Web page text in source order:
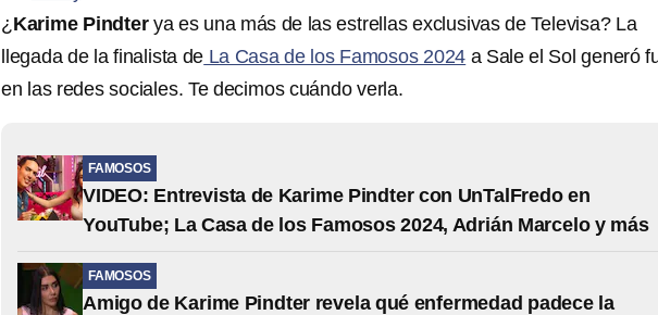
¿Karime Pindterya es una más de las estrellas exclusivas de Televisa? La
llegada de la finalista de La Casa de los Famosos 2024 a Sale el Sol generó
en las redes sociales. Te decimos cuándo verla.
FAMOSOS
VIDEO: Entrevista de Karime Pindter con UnTalFredo en
YouTube; La Casa de los Famosos 2024, Adrián Marcelo y más
FAMOSOS
Amigo de Karime Pindter revela qué enfermedad padece la